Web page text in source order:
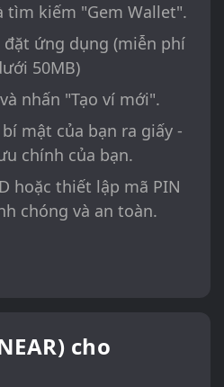
tìm kiếm "Gem Wallet".
đặt ứng dụng (miễn phí
50MB)
nhấn "Tạo ví mới".
mật của bạn ra giấy -
chính của bạn.
hoặc thiết lập mã PIN
chóng và an toàn.
cho